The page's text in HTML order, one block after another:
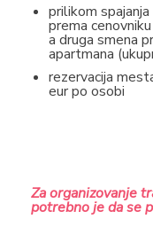
prilikom
prema
a druga smena
apartmana
rezervacija
eur po osobi
Za organizovanje
potrebno je da se